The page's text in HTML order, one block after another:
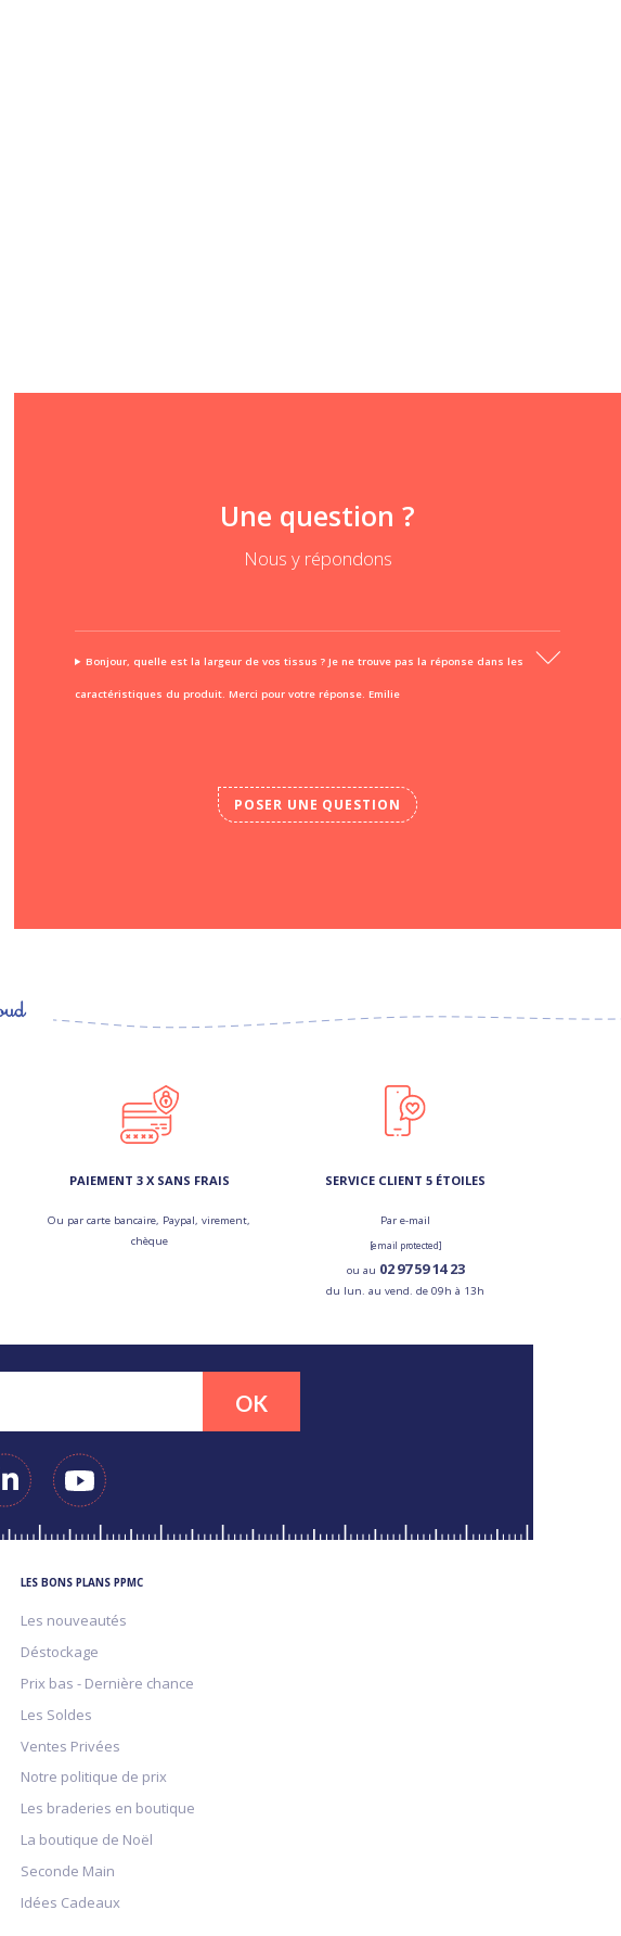
Une question ?
Nous y répondons
Bonjour, quelle est la largeur de vos tissus ? Je ne trouve pas la réponse dans les
caractéristiques du produit. Merci pour votre réponse. Emilie
POSER UNE QUESTION
PAIEMENT 3 X SANS FRAIS
Ou par carte bancaire, Paypal, virement,
chèque
SERVICE CLIENT 5 ÉTOILES
Par e-mail
[email protected]
ou au 02 97 59 14 23
du lun. au vend. de 09h à 13h
OK
LES BONS PLANS PPMC
Les nouveautés
Déstockage
Prix bas - Dernière chance
Les Soldes
Ventes Privées
Notre politique de prix
Les braderies en boutique
La boutique de Noël
Seconde Main
Idées Cadeaux